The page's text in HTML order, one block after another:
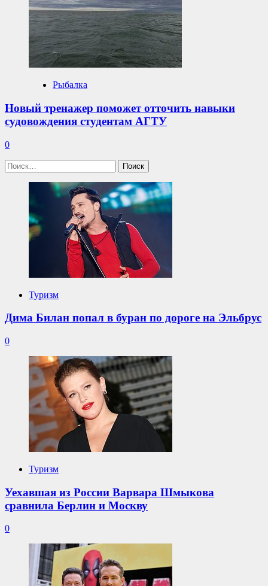
Рыбалка
Новый тренажер поможет отточить навыки
судовождения студентам АГТУ
0
Найти:
Туризм
Дима Билан попал в буран по дороге на Эльбрус
0
Туризм
Уехавшая из России Варвара Шмыкова
сравнила Берлин и Москву
0